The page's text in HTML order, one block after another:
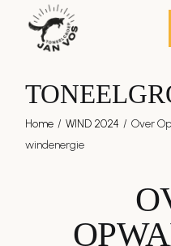
Home WIND 2024
Over
windenergie